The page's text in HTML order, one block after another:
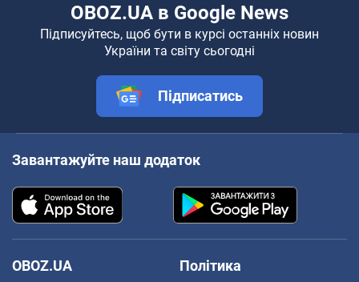
OBOZ.UA в Google News
Підписуйтесь, щоб бути в курсі останніх новин
України та світу сьогодні
Підписатись
Завантажуйте наш додаток
OBOZ.UA
Політика